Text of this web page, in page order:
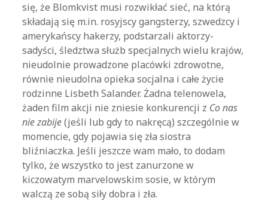
się, że Blomkvist musi rozwikłać sieć, na którą
składają się m.in. rosyjscy gangsterzy, szwedzcy i
amerykańscy hakerzy, podstarzali aktorzy-
sadyści, śledztwa służb specjalnych wielu krajów,
nieudolnie prowadzone placówki zdrowotne,
równie nieudolna opieka socjalna i całe życie
rodzinne Lisbeth Salander. Żadna telenowela,
żaden film akcji nie zniesie konkurencji z Co nas
nie zabije(jeśli lub gdy to nakręcą) szczególnie w
momencie, gdy pojawia się zła siostra
bliźniaczka. Jeśli jeszcze wam mało, to dodam
tylko, że wszystko to jest zanurzone w
kiczowatym marvelowskim sosie, w którym
walczą ze sobą siły dobra i zła.